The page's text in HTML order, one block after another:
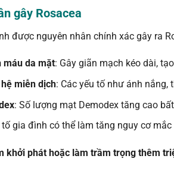
gây Rosacea
được nguyên nhân chính xác gây ra
máu da mặt: Gây giãn mạch kéo dài,
miễn dịch: Các yếu tố như ánh nắng,
: Số lượng mạt Demodex tăng cao
tố gia đình có thể làm tăng nguy cơ mắc
khởi phát hoặc làm trầm trọng thêm